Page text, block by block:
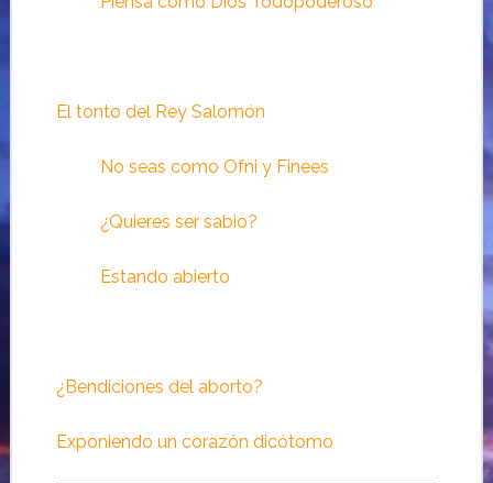
El tonto del Rey Salomón
No seas como Ofni y Finees
¿Quieres ser sabio?
Estando abierto
¿Bendiciones del aborto?
Exponiendo un corazón dicótomo